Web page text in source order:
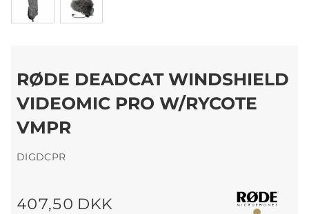
RØDE DEADCAT WINDSHIELD
VIDEOMIC PRO W/RYCOTE
VMPR
DIGDCPR
407,50 DKK